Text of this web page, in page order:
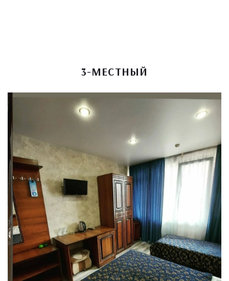
3-МЕСТНЫЙ